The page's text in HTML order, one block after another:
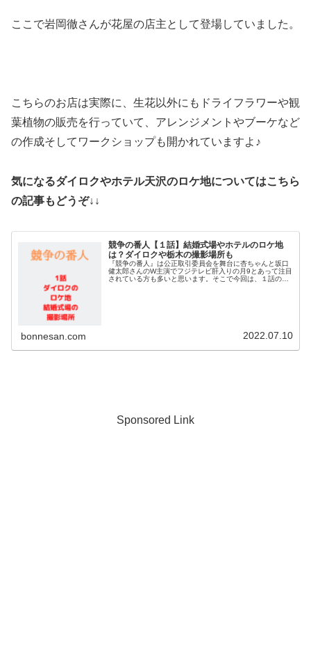
ここで岩岡徹さんが花屋の店主として登場していました。
こちらのお店は実際に、生花以外にもドライフラワーや観
葉植物の販売を行っていて、アレンジメントやブーケなど
の作成そしてワークショップも開かれていますよ♪
気になるダイロクやホテル天沢のロケ地についてはこちら
の記事もどうぞ↓↓
競争の番人【１話】結婚式場やホテルのロケ地
は？ダイロクや栃木の撮影場所も
『競争の番人』は公正取引委員会を舞台に杏ちゃんと坂口
健太郎さんのW主演でフジテレビ肝入りの月9とあって注目
されている方も多いと思います。そこで今回は、１話の結
bonnesan.com 2022.07.10
Sponsored Link